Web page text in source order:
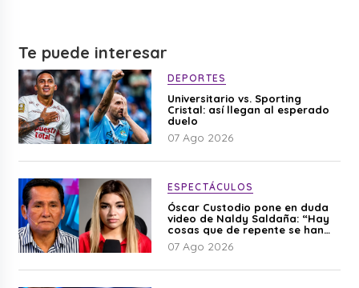
Te puede interesar
DEPORTES
Universitario vs. Sporting
Cristal: así llegan al esperado
duelo
07 Ago 2026
ESPECTÁCULOS
Óscar Custodio pone en duda
video de Naldy Saldaña: “Hay
cosas que de repente se han
editado”
07 Ago 2026